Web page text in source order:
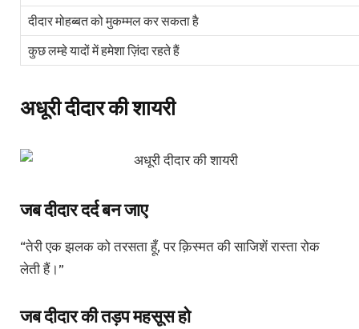
दीदार मोहब्बत को मुकम्मल कर सकता है
कुछ लम्हे यादों में हमेशा ज़िंदा रहते हैं
अधूरी दीदार की शायरी
जब दीदार दर्द बन जाए
“तेरी एक झलक को तरसता हूँ, पर क़िस्मत की साजिशें रास्ता रोक
लेती हैं।”
जब दीदार की तड़प महसूस हो